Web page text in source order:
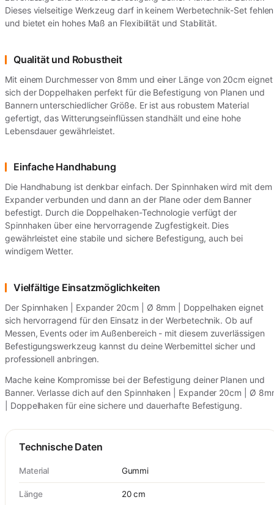
Dieses vielseitige Werkzeug darf in keinem Werbetechnik-Set fehlen
und bietet ein hohes Maß an Flexibilität und Stabilität.
Qualität und Robustheit
Mit einem Durchmesser von 8mm und einer Länge von 20cm eignet
sich der Doppelhaken perfekt für die Befestigung von Planen und
Bannern unterschiedlicher Größe. Er ist aus robustem Material
gefertigt, das Witterungseinflüssen standhält und eine hohe
Lebensdauer gewährleistet.
Einfache Handhabung
Die Handhabung ist denkbar einfach. Der Spinnhaken wird mit dem
Expander verbunden und dann an der Plane oder dem Banner
befestigt. Durch die Doppelhaken-Technologie verfügt der
Spinnhaken über eine hervorragende Zugfestigkeit. Dies
gewährleistet eine stabile und sichere Befestigung, auch bei
windigem Wetter.
Vielfältige Einsatzmöglichkeiten
Der Spinnhaken | Expander 20cm | Ø 8mm | Doppelhaken eignet
sich hervorragend für den Einsatz in der Werbetechnik. Ob auf
Messen, Events oder im Außenbereich - mit diesem zuverlässigen
Befestigungswerkzeug kannst du deine Werbemittel sicher und
professionell anbringen.
Mache keine Kompromisse bei der Befestigung deiner Planen und
Banner. Verlasse dich auf den Spinnhaken | Expander 20cm | Ø
| Doppelhaken für eine sichere und dauerhafte Befestigung.
Technische Daten
Material Gummi
Länge 20 cm